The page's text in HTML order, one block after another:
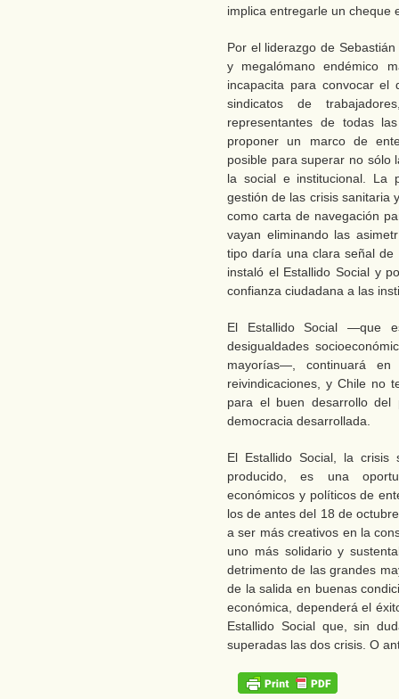
implica entregarle un cheque
Por el liderazgo de
y megalómano endémico
incapacita para convocar
sindicatos de
representantes de todas
proponer un marco de
posible para superar no sólo
la social e institucional. La
gestión de las crisis sanitaria
como carta de navegación
vayan eliminando las
tipo daría una clara señal de
instaló el Estallido Social y
confianza ciudadana a las
El Estallido Social ―que
desigualdades
mayorías―, continuará
reivindicaciones, y Chile no
para el buen desarrollo del
democracia desarrollada.
El Estallido Social, la
producido, es una
económicos y políticos de
los de antes del 18 de
a ser más creativos en la
uno más solidario y
detrimento de las grandes
de la salida en buenas
económica, dependerá el
Estallido Social que, sin
superadas las dos crisis. O